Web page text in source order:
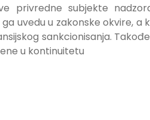
privredne subjekte
uvedu u zakonske okvire, a
sankcionisanja.
u kontinuitetu